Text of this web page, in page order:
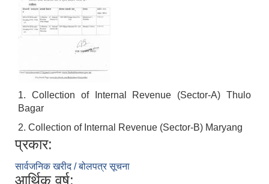
1. Collection of Internal Revenue (Sector-A) Thulo
Bagar
2. Collection of Internal Revenue (Sector-B) Maryang
प्रकार:
सार्वजनिक खरीद / बोलपत्र सूचना
आर्थिक वर्ष: